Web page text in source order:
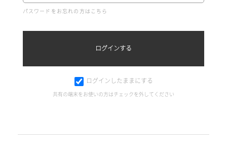
パスワードをお忘れの方はこちら
ログインしたままにする
共有の端末をお使いの方はチェックを外してください